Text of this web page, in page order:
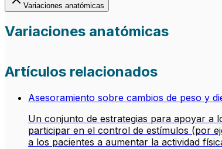
Variaciones anatómicas
Variaciones anatómicas
Artículos relacionados
Asesoramiento sobre cambios de peso y
Un conjunto de estrategias para apoyar a
participar en el control de estímulos (por
a los pacientes a aumentar la actividad